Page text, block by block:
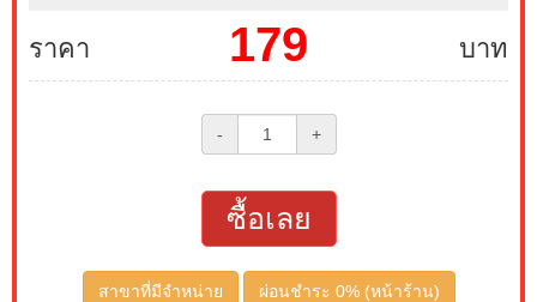
ราคา บาท
179
- +
ซื้อเลย
สาขาที่มีจำหน่าย ผ่อนชำระ 0% (หน้าร้าน)